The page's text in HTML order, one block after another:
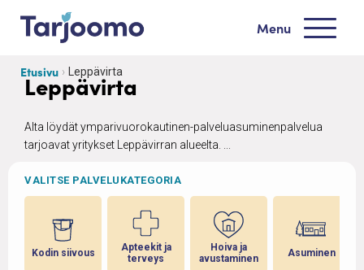
Siirry sisältöön
Menu
Etusivu Leppävirta
Leppävirta
Alta löydät ymparivuorokautinen-palveluasuminenpalvelua
tarjoavat yritykset Leppävirran alueelta. ...
VALITSE PALVELUKATEGORIA
Kodin siivous
Apteekit ja
terveys
Hoiva ja
avustaminen
Asuminen